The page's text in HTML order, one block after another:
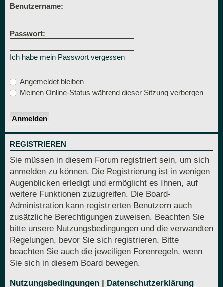
Benutzername:
Passwort:
Ich habe mein Passwort vergessen
Angemeldet bleiben
Meinen Online-Status während dieser Sitzung verbergen
REGISTRIEREN
Sie müssen in diesem Forum registriert sein, um sich
anmelden zu können. Die Registrierung ist in wenigen
Augenblicken erledigt und ermöglicht es Ihnen, auf
weitere Funktionen zuzugreifen. Die Board-
Administration kann registrierten Benutzern auch
zusätzliche Berechtigungen zuweisen. Beachten Sie
bitte unsere Nutzungsbedingungen und die verwandten
Regelungen, bevor Sie sich registrieren. Bitte
beachten Sie auch die jeweiligen Forenregeln, wenn
Sie sich in diesem Board bewegen.
Nutzungsbedingungen | Datenschutzerklärung